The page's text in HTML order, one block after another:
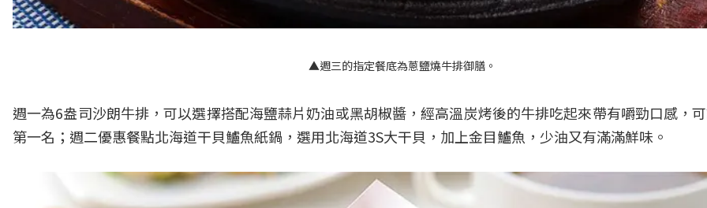
▲週三的指定餐底為蔥鹽燒牛排御膳。
週一為6盎司沙朗牛排，可以選擇搭配海鹽蒜片奶油或黑胡椒醬，經高溫炭烤後的牛排吃起來帶有嚼勁口感，
第一名；週二優惠餐點北海道干貝鱸魚紙鍋，選用北海道3S大干貝，加上金目鱸魚，少油又有滿滿鮮味。